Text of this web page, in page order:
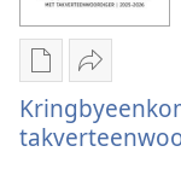
Aflaai-
opsies
vir
Deel
vir